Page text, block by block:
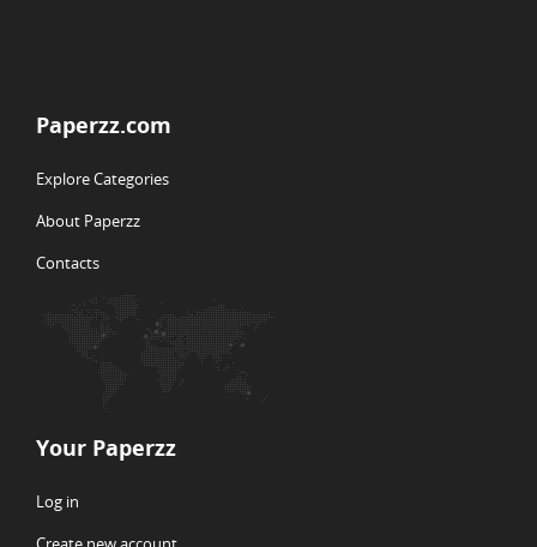
Paperzz.com
Explore Categories
About Paperzz
Contacts
Your Paperzz
Log in